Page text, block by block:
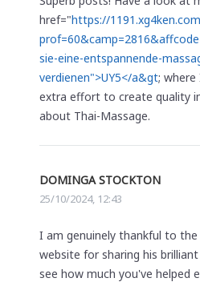
href="https://
sie-eine-entspannende-
verdienen">UY5</a&gt;
extra effort to create quality
about Thai-Massage.
DOMINGA STOCKTON
25/10/2024, 12:43
I am genuinely thankful to
website for sharing his
see how much you've helped